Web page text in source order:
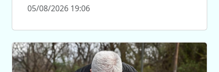
05/08/2026 19:06